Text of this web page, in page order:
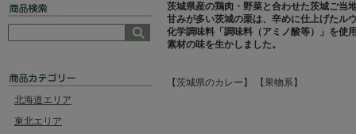
北海道エリア
東北エリア
茨城県産の鶏肉・野菜と合わせた茨城ご当
甘みが多い茨城の栗は、辛めに仕上げたル
化学調味料「調味料（アミノ酸等）」を使
素材の味を生かしました。
【茨城県のカレー】 【果物系】